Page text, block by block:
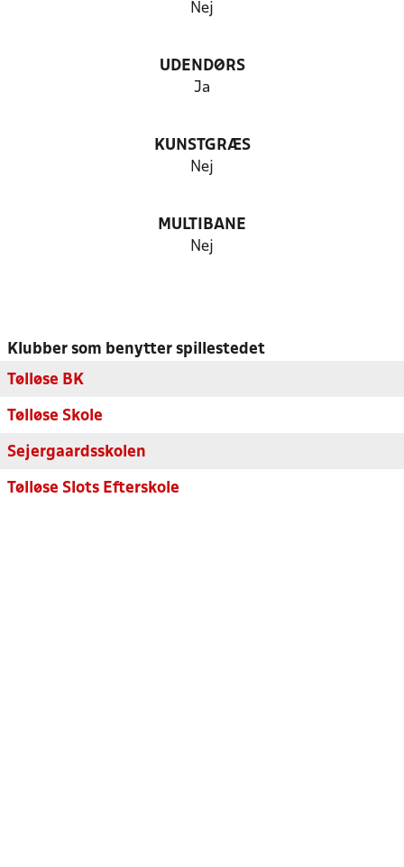
Nej
UDENDØRS
Ja
KUNSTGRÆS
Nej
MULTIBANE
Nej
Klubber som benytter spillestedet
Tølløse BK
Tølløse Skole
Sejergaardsskolen
Tølløse Slots Efterskole